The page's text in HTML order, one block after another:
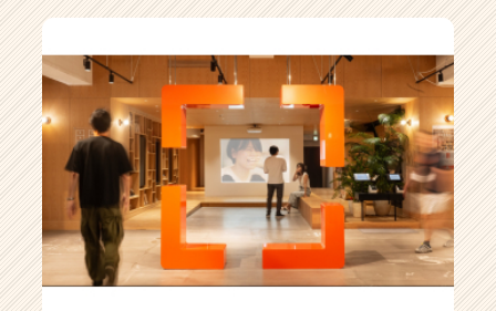
か
ス
カ
ウ
ト
が
く
就
活
サ